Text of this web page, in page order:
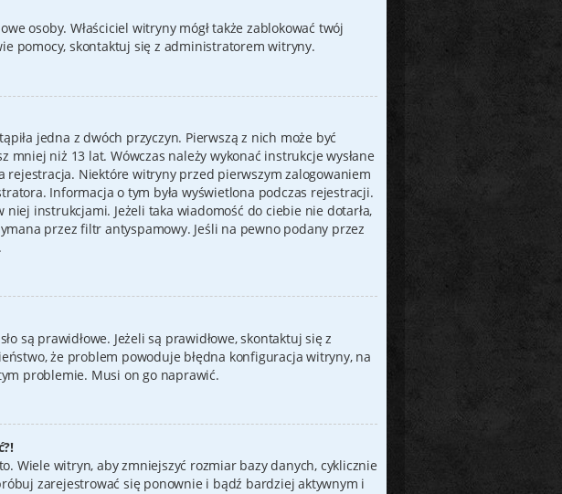
osoby. Właściciel witryny mógł także zablokować twój
pomocy, skontaktuj się z administratorem witryny.
jedna z dwóch przyczyn. Pierwszą z nich może być
mniej niż 13 lat. Wówczas należy wykonać instrukcje wysłane
rejestracja. Niektóre witryny przed pierwszym zalogowaniem
Informacja o tym była wyświetlona podczas rejestracji.
instrukcjami. Jeżeli taka wiadomość do ciebie nie dotarła,
przez filtr antyspamowy. Jeśli na pewno podany przez
są prawidłowe. Jeżeli są prawidłowe, skontaktuj się z
że problem powoduje błędna konfiguracja witryny, na
problemie. Musi on go naprawić.
Wiele witryn, aby zmniejszyć rozmiar bazy danych, cyklicznie
zarejestrować się ponownie i bądź bardziej aktywnym i